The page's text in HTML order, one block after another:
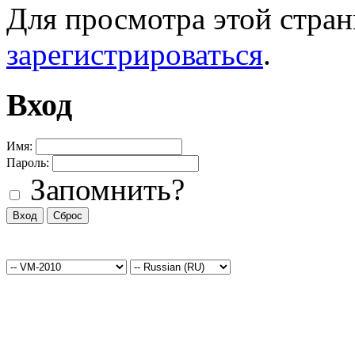
Для просмотра этой
зарегистрироваться.
Вход
Имя:
Пароль:
Запомнить?